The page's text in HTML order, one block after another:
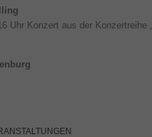
Uhr Konzert aus der Konzertreihe